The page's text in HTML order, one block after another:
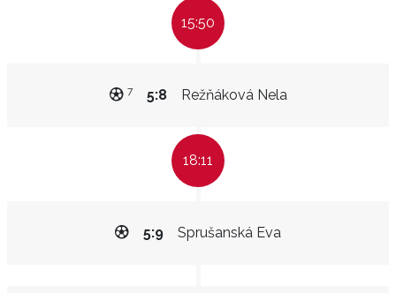
15:50
Režňáková Nela
5:8
7
18:11
Sprušanská Eva
5:9